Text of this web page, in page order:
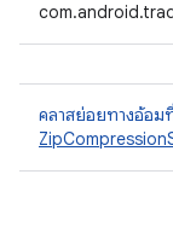
คลาสย่อยทางอ้อม